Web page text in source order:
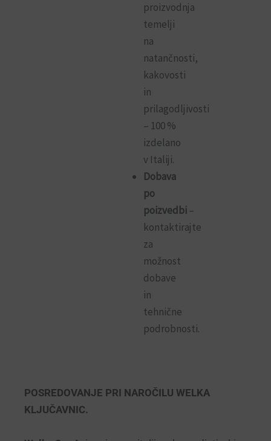
proizvodnja
temelji
na
natančnosti,
kakovosti
in
prilagodljivosti
– 100 %
izdelano
v Italiji.
Dobava
po
poizvedbi–
kontaktirajte
za
možnost
dobave
in
tehnične
podrobnosti.
POSREDOVANJE PRI NAROČILU WELKA
KLJUČAVNIC.